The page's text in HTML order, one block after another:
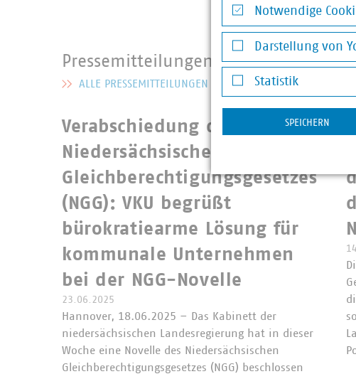
Pressemitteilungen
MEHR ZU PRESSEMITTEILUNGEN
ALLE PRESSEMITTEILUNGEN
Verabschiedung des
Niedersächsischen
Gleichberechtigungsgesetzes
(NGG): VKU begrüßt
bürokratiearme Lösung für
kommunale Unternehmen
bei der NGG-Novelle
23.06.2025
Hannover, 18.06.2025 – Das Kabinett der
niedersächsischen Landesregierung hat in dieser
Woche eine Novelle des Niedersächsischen
Gleichberechtigungsgesetzes (NGG) beschlossen
Notwendige
Notwendige Cookies
Darstellung von
Darstellung von
Statistik
Statistik
SPEICHERN